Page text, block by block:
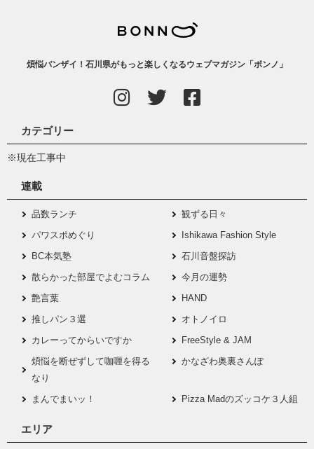
煩悩バンザイ！石川県がもっと楽しくなるウェブマガジン「ボンノ」
カテゴリー
※現在工事中
連載
品数ランチ
観ずる日々
パワスポめぐり
Ishikawa Fashion Style
BC本気塾
石川音盤探訪
散らかった部屋でよむコラム
今月の運勢
艶言葉
HAND
推しパン３選
オトノイロ
カレーってからいですか
FreeStyle & JAM
煩悩を断ぜずして咖喱を得る
なり
かなざわ奥裏さんぽ
まんでまいッ！ Pizza Madのズッコケ３人組
エリア